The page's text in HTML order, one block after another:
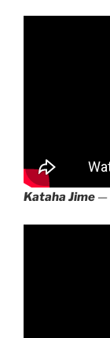
Kataha Jime —